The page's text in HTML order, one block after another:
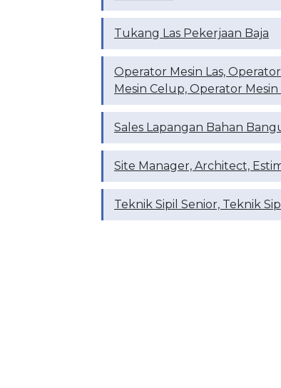
Tukang Las Pekerjaan Baja
Operator Mesin Las,
Mesin Celup, Operator
Sales Lapangan Bahan
Site Manager, Architect,
Teknik Sipil Senior, Teknik